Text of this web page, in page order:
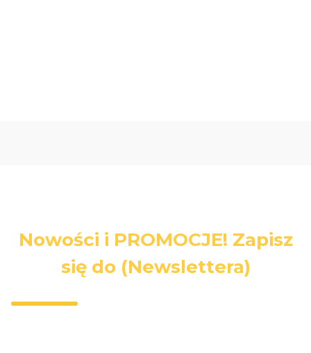
Nowości i PROMOCJE! Zapisz
się do (Newslettera)